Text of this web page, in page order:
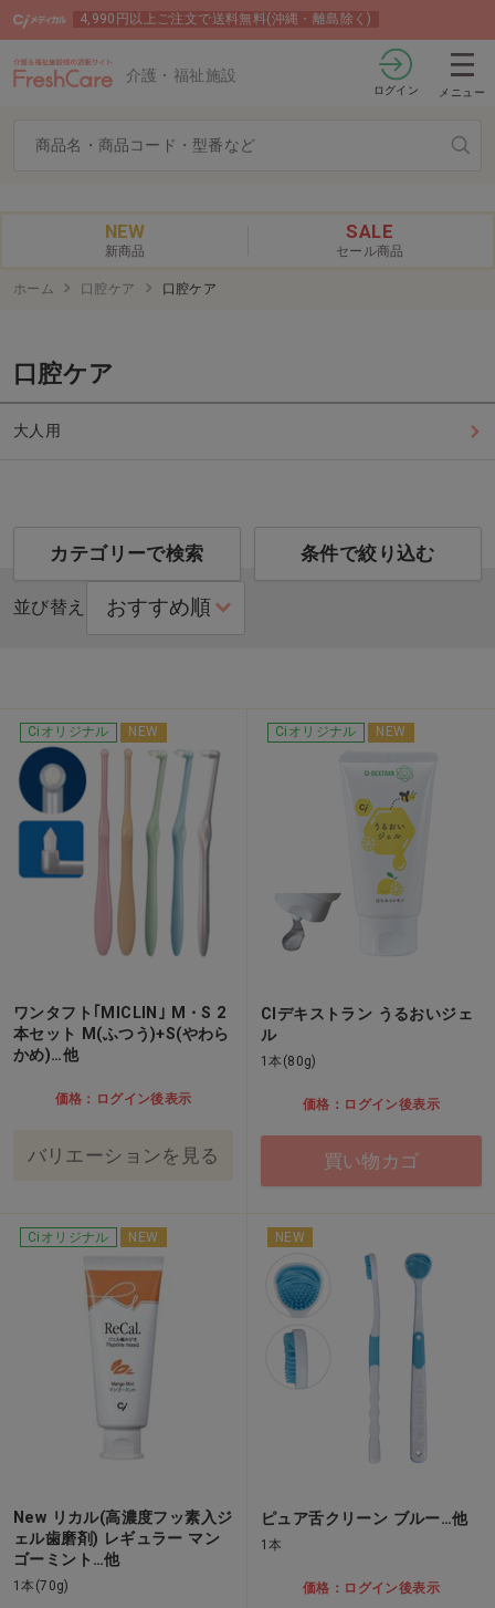
4,990円以上ご注文で送料無料(沖縄・離島除く)
介護・福祉施設
ログイン メニュー
NEW
新商品
SALE
セール商品
ホーム 口腔ケア 口腔ケア
口腔ケア
大人用
カテゴリーで検索 条件で絞り込む
並び替え
Ciオリジナル NEW
ワンタフト｢MICLIN｣ M・S 2
本セット M(ふつう)+S(やわら
かめ)…他
価格：ログイン後表示
バリエーションを見る
Ciオリジナル NEW
CIデキストラン うるおいジェ
ル
1本(80g)
価格：ログイン後表示
買い物カゴ
Ciオリジナル NEW
New リカル(高濃度フッ素入ジ
ェル歯磨剤) レギュラー マン
ゴーミント…他
1本(70g)
NEW
ピュア舌クリーン ブルー…他
1本
価格：ログイン後表示